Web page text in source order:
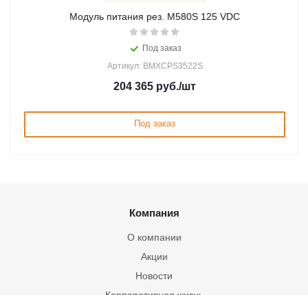
Модуль питания рез. M580S 125 VDC
Под заказ
Артикул: BMXCPS3522S
204 365 руб./шт
Под заказ
Компания
О компании
Акции
Новости